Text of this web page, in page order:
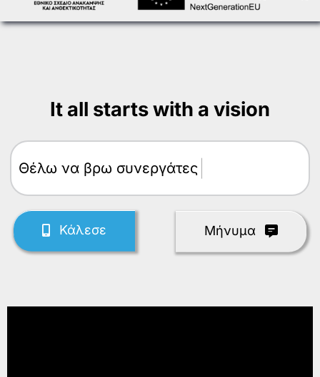
It all starts with a vision
Θέλω
Κάλεσε Mήνυμα